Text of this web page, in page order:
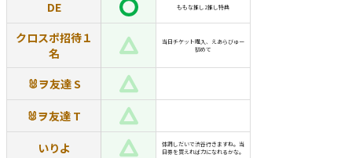
DE ももな推し2推し特典
クロスポ招待１
名
当日チケット購入、えあらびゅー
初めて
🐰ヲ友達 S
🐰ヲ友達 T
いりよ
体調しだいで渋谷行きますね。当
日券を買えれば力になれるかな。